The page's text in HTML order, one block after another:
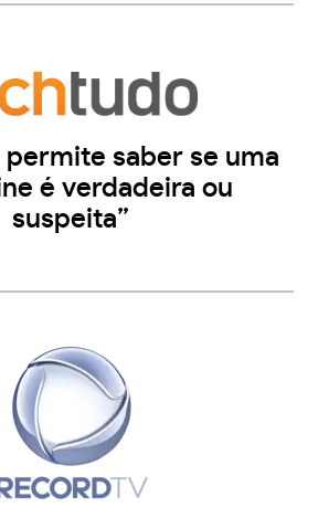
permite saber se uma
é verdadeira ou
suspeita”